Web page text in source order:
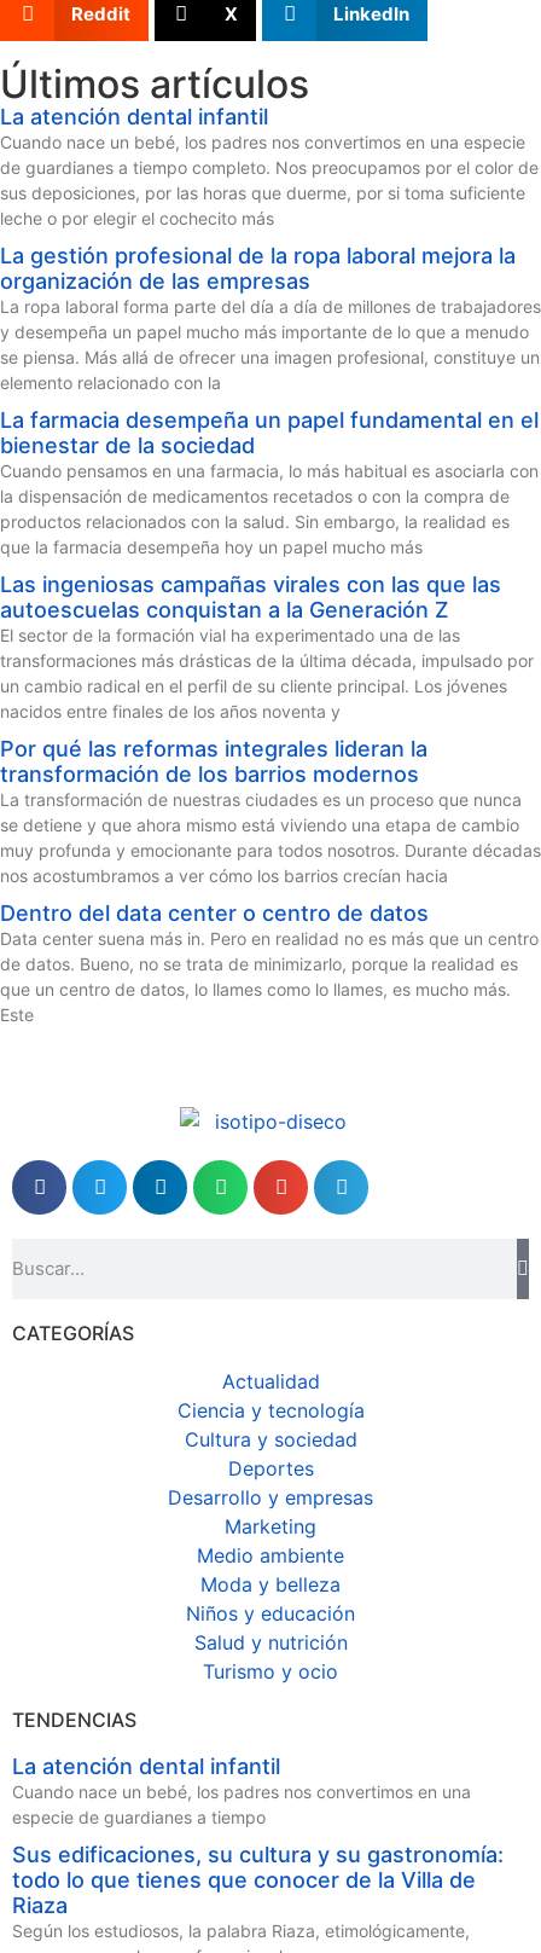
Reddit X LinkedIn
Últimos artículos
La atención dental infantil
Cuando nace un bebé, los padres nos convertimos en una especie
de guardianes a tiempo completo. Nos preocupamos por el color de
sus deposiciones, por las horas que duerme, por si toma suficiente
leche o por elegir el cochecito más
La gestión profesional de la ropa laboral mejora la
organización de las empresas
La ropa laboral forma parte del día a día de millones de trabajadores
y desempeña un papel mucho más importante de lo que a menudo
se piensa. Más allá de ofrecer una imagen profesional, constituye un
elemento relacionado con la
La farmacia desempeña un papel fundamental en el
bienestar de la sociedad
Cuando pensamos en una farmacia, lo más habitual es asociarla con
la dispensación de medicamentos recetados o con la compra de
productos relacionados con la salud. Sin embargo, la realidad es
que la farmacia desempeña hoy un papel mucho más
Las ingeniosas campañas virales con las que las
autoescuelas conquistan a la Generación Z
El sector de la formación vial ha experimentado una de las
transformaciones más drásticas de la última década, impulsado por
un cambio radical en el perfil de su cliente principal. Los jóvenes
nacidos entre finales de los años noventa y
Por qué las reformas integrales lideran la
transformación de los barrios modernos
La transformación de nuestras ciudades es un proceso que nunca
se detiene y que ahora mismo está viviendo una etapa de cambio
muy profunda y emocionante para todos nosotros. Durante décadas
nos acostumbramos a ver cómo los barrios crecían hacia
Dentro del data center o centro de datos
Data center suena más in. Pero en realidad no es más que un centro
de datos. Bueno, no se trata de minimizarlo, porque la realidad es
que un centro de datos, lo llames como lo llames, es mucho más.
Este
CATEGORÍAS
Actualidad
Ciencia y tecnología
Cultura y sociedad
Deportes
Desarrollo y empresas
Marketing
Medio ambiente
Moda y belleza
Niños y educación
Salud y nutrición
Turismo y ocio
TENDENCIAS
La atención dental infantil
Cuando nace un bebé, los padres nos convertimos en una
especie de guardianes a tiempo
Sus edificaciones, su cultura y su gastronomía:
todo lo que tienes que conocer de la Villa de
Riaza
Según los estudiosos, la palabra Riaza, etimológicamente,